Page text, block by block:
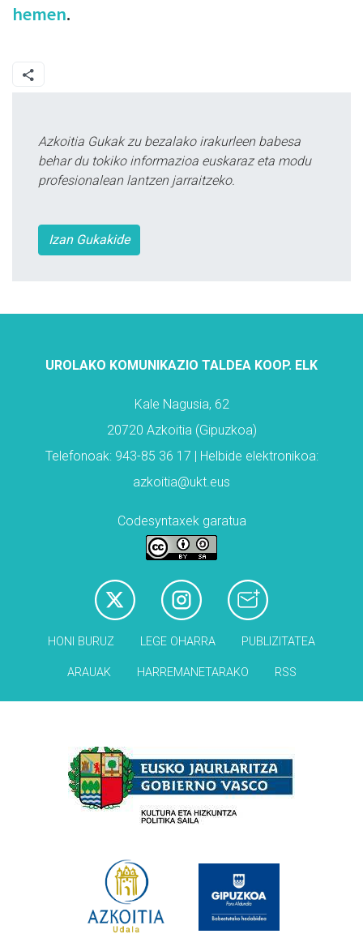
hemen.
Azkoitia Gukak zu bezalako irakurleen babesa
behar du tokiko informazioa euskaraz eta modu
profesionalean lantzen jarraitzeko.
Izan Gukakide
UROLAKO KOMUNIKAZIO TALDEA KOOP. ELK
Kale Nagusia, 62
20720 Azkoitia (Gipuzkoa)
Telefonoak: 943-85 36 17 | Helbide elektronikoa:
azkoitia@ukt.eus
Codesyntaxek garatua
HONI BURUZ LEGE OHARRA PUBLIZITATEA
ARAUAK HARREMANETARAKO RSS